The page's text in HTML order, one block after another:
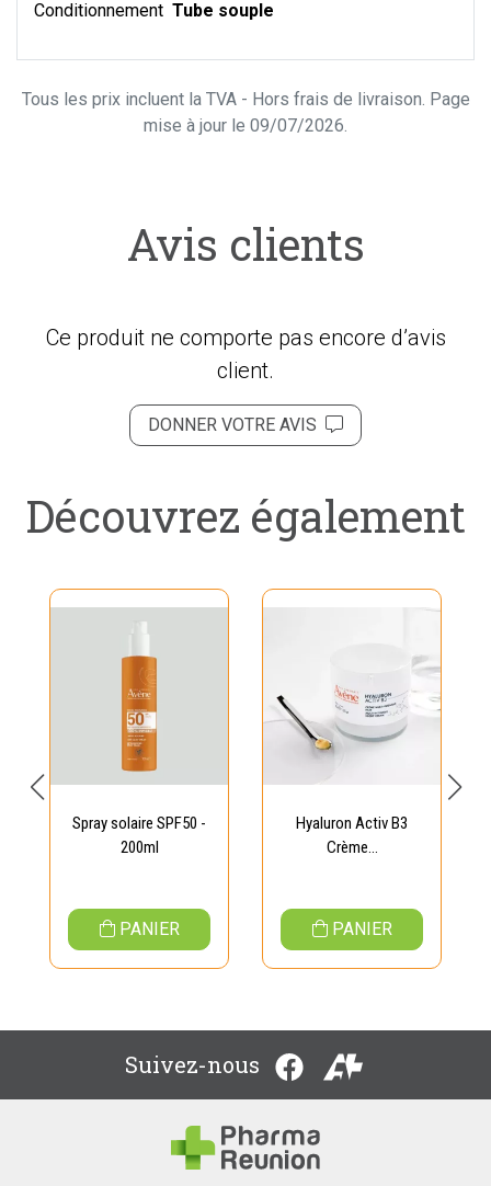
Conditionnement Tube souple
Tous les prix incluent la TVA - Hors frais de livraison. Page
mise à jour le 09/07/2026.
Avis clients
Ce produit ne comporte pas encore d’avis
client.
DONNER VOTRE AVIS
Découvrez également
Spray solaire SPF50 -
200ml
PANIER
Hyaluron Activ B3
Crème...
PANIER
Suivez-nous